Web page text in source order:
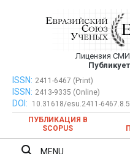
публикация
Лицензия
Евразийский Союз
ISSN: 2411-6467 (Print)
ISSN: 2413-9335 (Online)
DOI:
10.31618/esu.2411-
ПУБЛИКАЦИЯ В
SCOPUS
MENU